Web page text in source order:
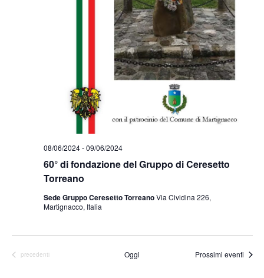
60° di fondazione del Gruppo di Ceresetto
Torreano
08/06/2024-09/06/2024
Sede Gruppo Ceresetto TorreanoVia Cividina 226,
Martignacco, Italia
Eventi
precedenti Oggi Prossimi eventi